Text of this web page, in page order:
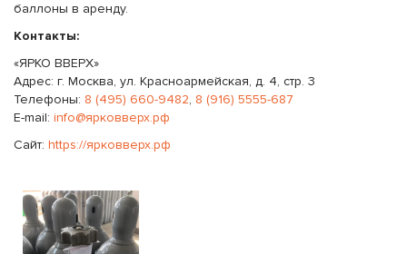
баллоны в аренду.
Контакты:
«ЯРКО ВВЕРХ»
Адрес: г. Москва, ул. Красноармейская, д. 4, стр. 3
Телефоны: 8 (495) 660-9482, 8 (916) 5555-687
E-mail: info@ярковверх.рф
Сайт: https://ярковверх.рф